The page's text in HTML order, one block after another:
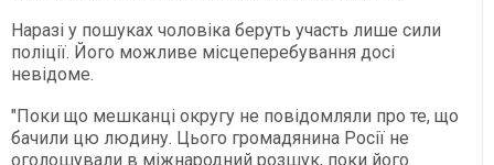
Наразі у пошуках чоловіка беруть участь лише сили
поліції. Його можливе місцеперебування досі
невідоме.
"Поки що мешканці округу не повідомляли про те, що
бачили цю людину. Цього громадянина Росії не
оголошували в міжнародний розшук, поки його